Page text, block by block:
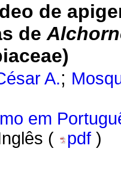
de
de
A.;
em
( pdf )